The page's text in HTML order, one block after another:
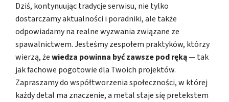
Dziś, kontynuując tradycje serwisu, nie tylko
dostarczamy aktualności i poradniki, ale także
odpowiadamy na realne wyzwania związane ze
spawalnictwem. Jesteśmy zespołem praktyków, którzy
wierzą, żewiedza powinna być zawsze pod ręką— tak
jak fachowe pogotowie dla Twoich projektów.
Zapraszamy do współtworzenia społeczności, w której
każdy detal ma znaczenie, a metal staje się pretekstem